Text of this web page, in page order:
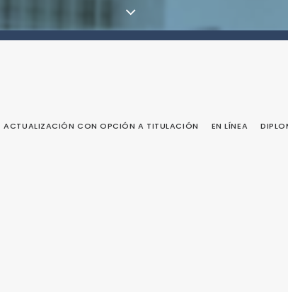
ACTUALIZACIÓN CON OPCIÓN A TITULACIÓN EN LÍNEA